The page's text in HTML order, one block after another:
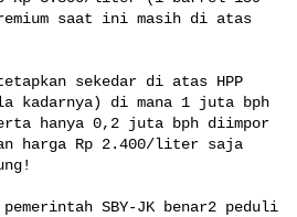
saat ini masih di atas
sekedar di atas HPP
kadarnya) di mana 1 juta bph
hanya 0,2 juta bph diimpor
harga Rp 2.400/liter saja
SBY-JK benar2 peduli